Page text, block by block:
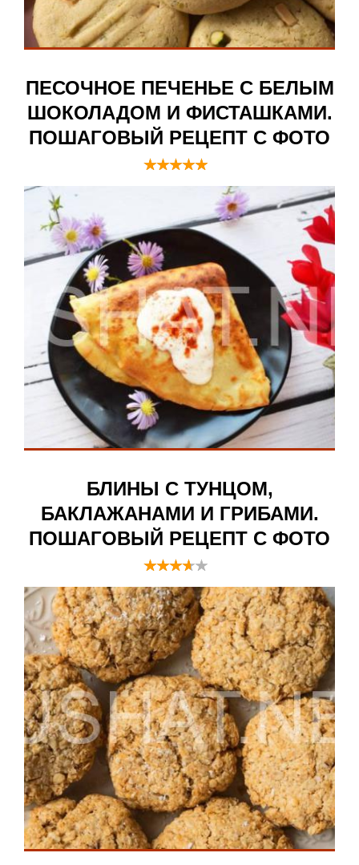
ПЕСОЧНОЕ ПЕЧЕНЬЕ С БЕЛЫМ
ШОКОЛАДОМ И ФИСТАШКАМИ.
ПОШАГОВЫЙ РЕЦЕПТ С ФОТО
БЛИНЫ С ТУНЦОМ,
БАКЛАЖАНАМИ И ГРИБАМИ.
ПОШАГОВЫЙ РЕЦЕПТ С ФОТО